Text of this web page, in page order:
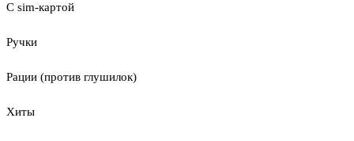
С sim-картой
Ручки
Рации (против глушилок)
Хиты